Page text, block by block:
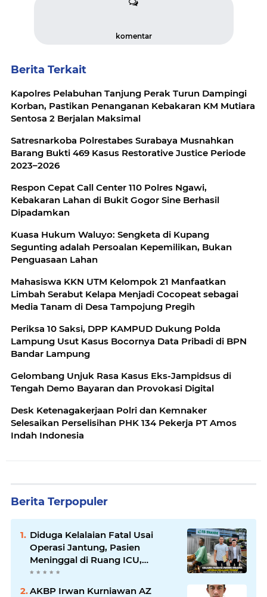
komentar
Berita Terkait
Kapolres Pelabuhan Tanjung Perak Turun Dampingi
Korban, Pastikan Penanganan Kebakaran KM Mutiara
Sentosa 2 Berjalan Maksimal
Satresnarkoba Polrestabes Surabaya Musnahkan
Barang Bukti 469 Kasus Restorative Justice Periode
2023–2026
Respon Cepat Call Center 110 Polres Ngawi,
Kebakaran Lahan di Bukit Gogor Sine Berhasil
Dipadamkan
Kuasa Hukum Waluyo: Sengketa di Kupang
Segunting adalah Persoalan Kepemilikan, Bukan
Penguasaan Lahan
Mahasiswa KKN UTM Kelompok 21 Manfaatkan
Limbah Serabut Kelapa Menjadi Cocopeat sebagai
Media Tanam di Desa Tampojung Pregih
Periksa 10 Saksi, DPP KAMPUD Dukung Polda
Lampung Usut Kasus Bocornya Data Pribadi di BPN
Bandar Lampung
Gelombang Unjuk Rasa Kasus Eks-Jampidsus di
Tengah Demo Bayaran dan Provokasi Digital
Desk Ketenagakerjaan Polri dan Kemnaker
Selesaikan Perselisihan PHK 134 Pekerja PT Amos
Indah Indonesia
Berita Terpopuler
Diduga Kelalaian Fatal Usai
Operasi Jantung, Pasien
Meninggal di Ruang ICU,
Keluarga Tuntut RSUD dr.
Soewandhie Bertanggung
AKBP Irwan Kurniawan AZ